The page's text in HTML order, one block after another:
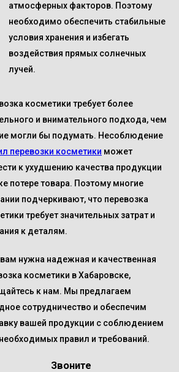
атмосферных факторов. Поэтому
необходимо обеспечить стабильные
условия хранения и избегать
воздействия прямых солнечных
лучей.
косметики требует более
и внимательного подхода, чем
могли бы подумать. Несоблюдение
перевозки косметики может
к ухудшению качества продукции
потере товара. Поэтому многие
подчеркивают, что перевозка
требует значительных затрат и
к деталям.
нужна надежная и качественная
косметики в Хабаровске,
к нам. Мы предлагаем
сотрудничество и обеспечим
вашей продукции с соблюдением
правил и требований.
Звоните